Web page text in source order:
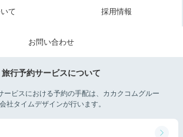
て 採用情報
お問い合わせ
旅行予約サービスについて
ビスにおける予約の手配は、カカクコムグルー
社タイムデザインが行います。